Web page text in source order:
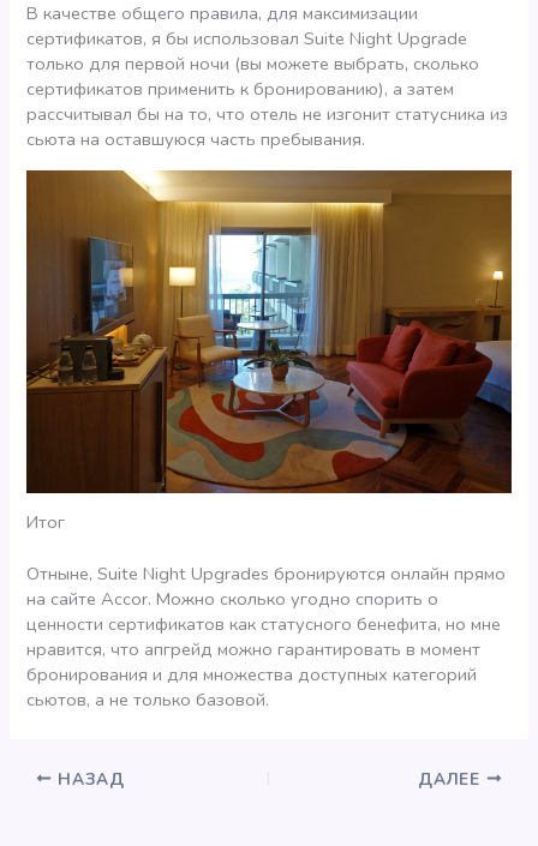
В качестве общего правила, для максимизации
сертификатов, я бы использовал Suite Night Upgrade
только для первой ночи (вы можете выбрать, сколько
сертификатов применить к бронированию), а затем
рассчитывал бы на то, что отель не изгонит статусника из
сьюта на оставшуюся часть пребывания.
Итог
Отныне, Suite Night Upgrades бронируются онлайн прямо
на сайте Accor. Можно сколько угодно спорить о
ценности сертификатов как статусного бенефита, но мне
нравится, что апгрейд можно гарантировать в момент
бронирования и для множества доступных категорий
сьютов, а не только базовой.
НАЗАД ДАЛЕЕ